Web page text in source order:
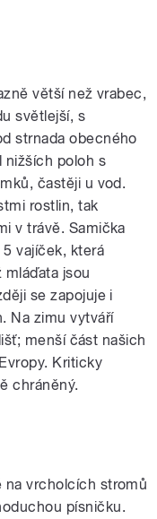
větší než vrabec,
světlejší, s
strnada obecného
nižších poloh s
častěji u vod.
rostlin, tak
v trávě. Samička
vajíček, která
jsou
se zapojuje i
Na zimu vytváří
menší část našich
Kriticky
chráněný.
na vrcholcích stromů
písničku.